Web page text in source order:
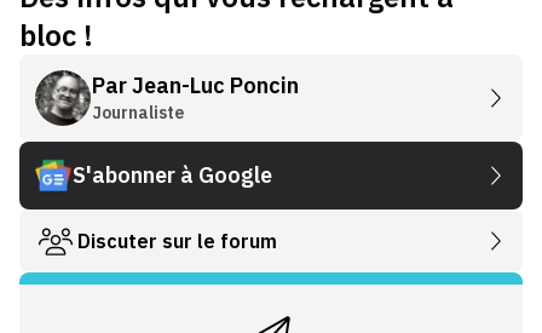
bloc !
ParJean-Luc Poncin
Journaliste
S'abonner à Google
Discuter sur le forum